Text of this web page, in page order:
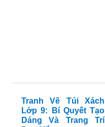
Tranh Vẽ Túi Xách
Lớp 9: Bí Quyết Tạo
Dáng Và Trang Trí